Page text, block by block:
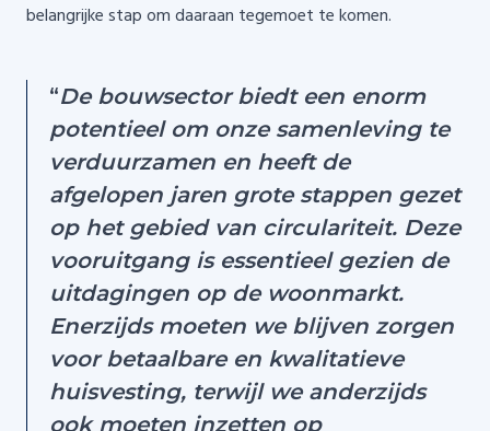
belangrijke stap om daaraan tegemoet te komen.
“De bouwsector biedt een enorm
potentieel om onze samenleving te
verduurzamen en heeft de
afgelopen jaren grote stappen gezet
op het gebied van circulariteit. Deze
vooruitgang is essentieel gezien de
uitdagingen op de woonmarkt.
Enerzijds moeten we blijven zorgen
voor betaalbare en kwalitatieve
huisvesting, terwijl we anderzijds
ook moeten inzetten op